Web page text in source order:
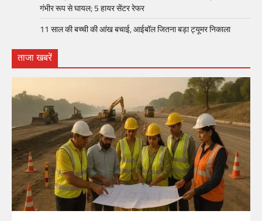
गंभीर रूप से घायल; 5 हायर सेंटर रेफर​
11 साल की बच्ची की आंख बचाई, आईबॉल जितना बड़ा ट्यूमर निकाला
ताजा खबरें